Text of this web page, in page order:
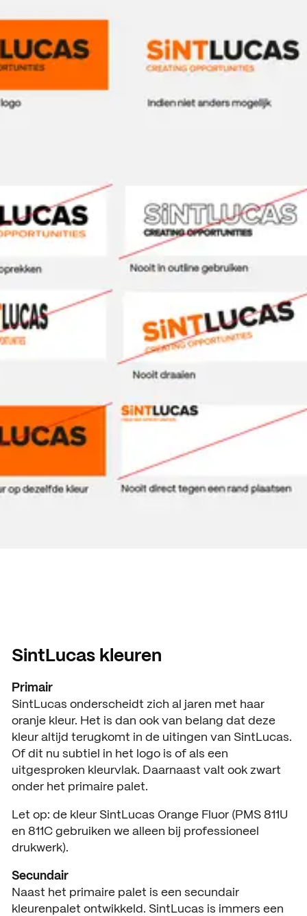
SintLucas kleuren
Primair
SintLucas onderscheidt zich al jaren met haar
oranje kleur. Het is dan ook van belang dat deze
kleur altijd terugkomt in de uitingen van SintLucas.
Of dit nu subtiel in het logo is of als een
uitgesproken kleurvlak. Daarnaast valt ook zwart
onder het primaire palet.
Let op: de kleur SintLucas Orange Fluor (PMS 811U
en 811C gebruiken we alleen bij professioneel
drukwerk).
Secundair
Naast het primaire palet is een secundair
kleurenpalet ontwikkeld. SintLucas is immers een